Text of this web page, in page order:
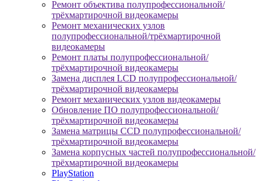
Ремонт объектива полупрофессиональной/
трёхмартирочной видеокамеры
Ремонт механических узлов
полупрофессиональной/трёхмартирочной
видеокамеры
Ремонт платы полупрофессиональной/
трёхмартирочной видеокамеры
Замена дисплея LCD полупрофессиональной/
трёхмартирочной видеокамеры
Ремонт механических узлов видеокамеры
Обновление ПО полупрофессиональной/
трёхмартирочной видеокамеры
Замена матрицы CCD полупрофессиональной/
трёхмартирочной видеокамеры
Замена корпусных частей полупрофессиональной/
трёхмартирочной видеокамеры
PlayStation